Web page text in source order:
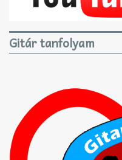
Gitár tanfolyam